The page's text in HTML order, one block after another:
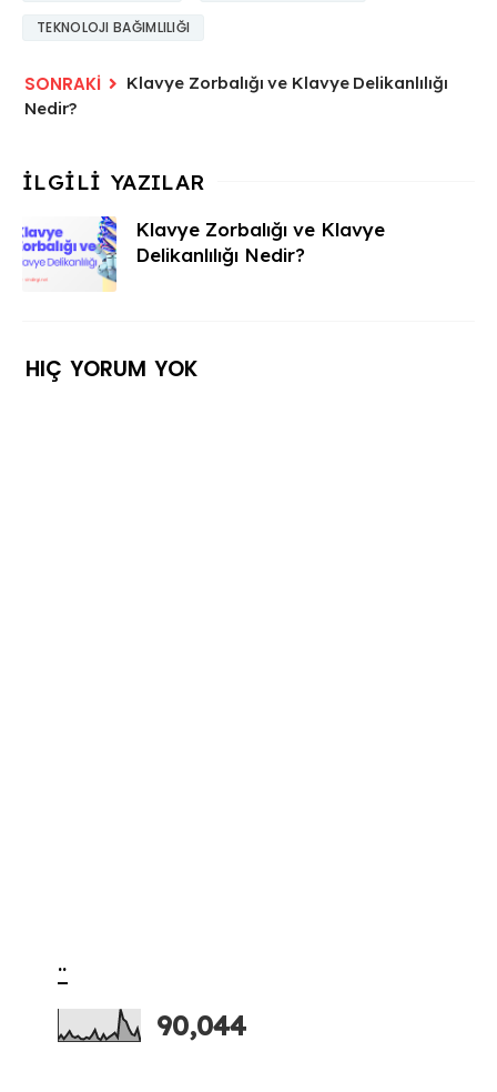
TEKNOLOJI BAĞIMLILIĞI
Klavye Zorbalığı ve Klavye Delikanlılığı
Nedir?
Klavye Zorbalığı ve Klavye
Delikanlılığı Nedir?
HIÇ YORUM YOK
..
90,044